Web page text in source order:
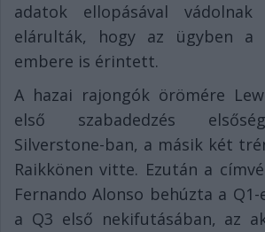
adatok ellopásával
elárulták, hogy az ügyben a
embere is érintett.
A hazai rajongók örömére
első szabadedzés
Silverstone-ban, a másik két
Raikkönen vitte. Ezután a
Fernando Alonso behúzta a
a Q3 első nekifutásában, az